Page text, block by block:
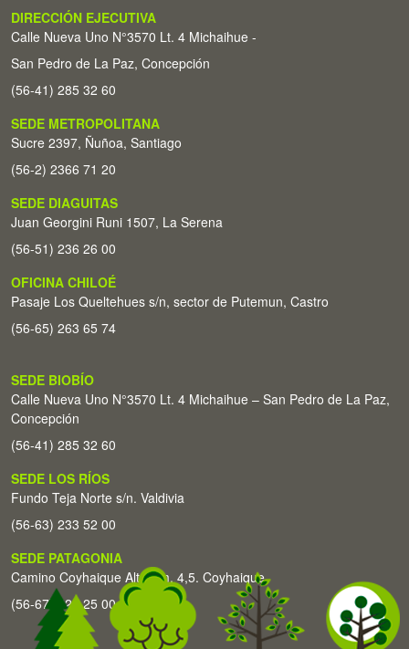
DIRECCIÓN EJECUTIVA
Calle Nueva Uno N°3570 Lt. 4 Michaihue -
San Pedro de La Paz, Concepción
(56-41) 285 32 60
SEDE METROPOLITANA
Sucre 2397, Ñuñoa, Santiago
(56-2) 2366 71 20
SEDE DIAGUITAS
Juan Georgini Runi 1507, La Serena
(56-51) 236 26 00
OFICINA CHILOÉ
Pasaje Los Queltehues s/n, sector de Putemun, Castro
(56-65) 263 65 74
SEDE BIOBÍO
Calle Nueva Uno N°3570 Lt. 4 Michaihue – San Pedro de La Paz,
Concepción
(56-41) 285 32 60
SEDE LOS RÍOS
Fundo Teja Norte s/n. Valdivia
(56-63) 233 52 00
SEDE PATAGONIA
Camino Coyhaique Alto Km. 4,5. Coyhaique
(56-67) 226 25 00